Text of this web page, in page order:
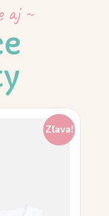
aj ~
Zľava!